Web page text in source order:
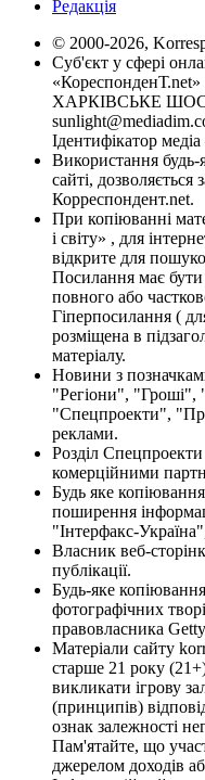
Редакція
© 2000-2026,
Суб'єкт у сфері
ХАРКІВСЬКЕ ШОСЕ,
Ідентифікатор
Використання будь-
сайті,
Корреспондент.net.
При копіюванні
і світу» , для
відкрите для
Посилання має бути
повного або
Гіперпосилання (
розміщена в
матеріалу.
Новини з
"Регіони",
"Спецпроекти",
реклами.
Розділ
комерційними
Будь яке
поширення
"Інтерфакс-
Власник веб-
публікації.
Будь-яке
фотографічних
правовласника
Матеріали сайту
старше 21 року
викликати ігрову
(принципів)
ознак залежності
Пам'ятайте, що
джерелом доходів